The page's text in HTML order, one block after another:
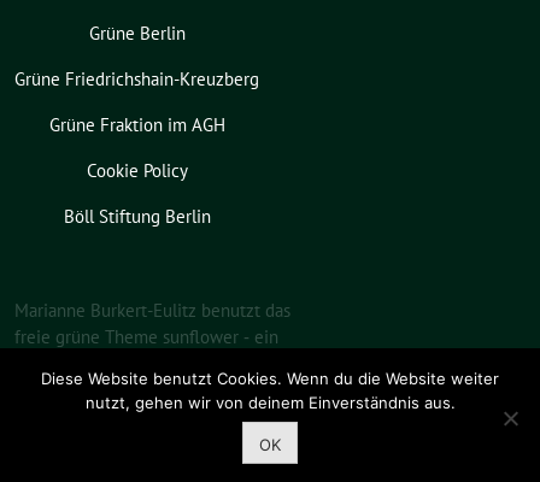
Grüne Berlin
Grüne Friedrichshain-Kreuzberg
Grüne Fraktion im AGH
Cookie Policy
Böll Stiftung Berlin
Marianne Burkert-Eulitz benutzt das
freie grüne Theme sunflower ‐ ein
Diese Website benutzt Cookies. Wenn du die Website weiter
nutzt, gehen wir von deinem Einverständnis aus.
OK